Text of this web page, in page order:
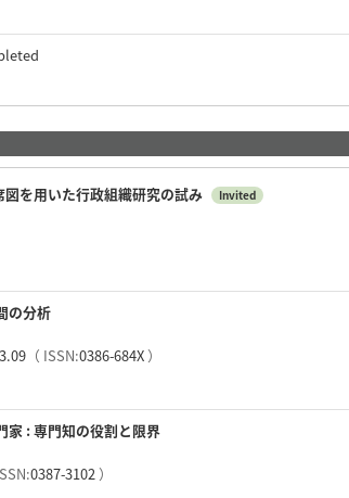
を用いた行政組織研究の試み Invited
の分析
（ ISSN:0386-684X）
家 : 専門知の役割と限界
0387-3102）